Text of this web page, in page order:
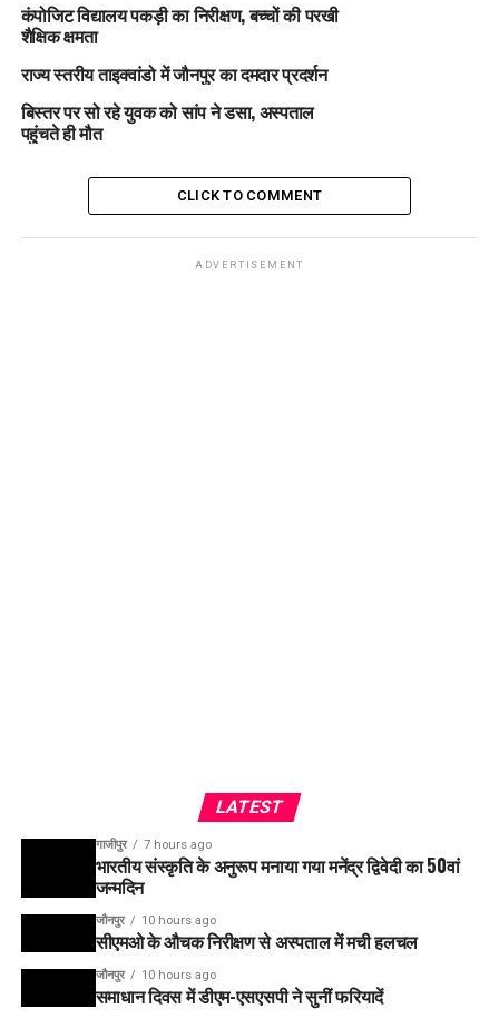
कंपोजिट विद्यालय पकड़ी का निरीक्षण, बच्चों की परखी
शैक्षिक क्षमता
राज्य स्तरीय ताइक्वांडो में जौनपुर का दमदार प्रदर्शन
बिस्तर पर सो रहे युवक को सांप ने डसा, अस्पताल
पहुंचते ही मौत
CLICK TO COMMENT
ADVERTISEMENT
LATEST
गाजीपुर 7 hours ago
भारतीय संस्कृति के अनुरूप मनाया गया मनेंद्र द्विवेदी का 50वां
जन्मदिन
जौनपुर 10 hours ago
सीएमओ के औचक निरीक्षण से अस्पताल में मची हलचल
जौनपुर 10 hours ago
समाधान दिवस में डीएम-एसएसपी ने सुनीं फरियादें